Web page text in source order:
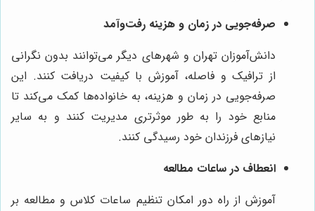
صرفه‌جویی در زمان و هزینه رفت‌وآمد
دانش‌آموزان تهران و شهرهای دیگر می‌توانند بدون نگرانی
از ترافیک و فاصله، آموزش با کیفیت دریافت کنند. این
صرفه‌جویی در زمان و هزینه، به خانواده‌ها کمک می‌کند تا
منابع خود را به طور موثرتری مدیریت کنند و به سایر
نیازهای فرزندان خود رسیدگی کنند.
انعطاف در ساعات مطالعه
آموزش از راه دور امکان تنظیم ساعات کلاس و مطالعه بر